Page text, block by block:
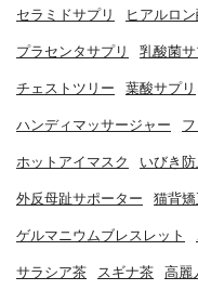
セラミドサプリ ヒアルロ
プラセンタサプリ 乳酸菌サ
チェストツリー 葉酸サプリ
ハンディマッサージャー
ホットアイマスク いびき
外反母趾サポーター 猫背矯
ゲルマニウムブレスレット
サラシア茶 スギナ茶 高麗